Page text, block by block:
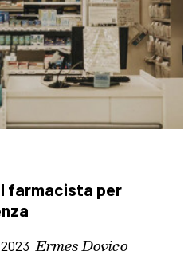
farmacista per
Ermes Dovico